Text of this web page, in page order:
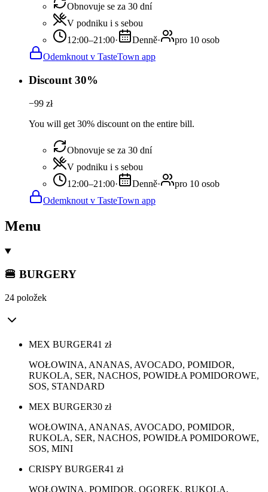
Obnovuje se za 30 dní
V podniku i s sebou
12:00–21:00· Denně·
pro 10 osob
Odemknout v TasteTown app
Discount 30%
−99 zł
You will get 30% discount on the entire bill.
Obnovuje se za 30 dní
V podniku i s sebou
12:00–21:00· Denně·
pro 10 osob
Odemknout v TasteTown app
Menu
🍔 BURGERY
24 položek
MEX BURGER41 zł
WOŁOWINA, ANANAS, AVOCADO, POMIDOR,
RUKOLA, SER, NACHOS, POWIDŁA POMIDOROWE,
SOS, STANDARD
MEX BURGER30 zł
WOŁOWINA, ANANAS, AVOCADO, POMIDOR,
RUKOLA, SER, NACHOS, POWIDŁA POMIDOROWE,
SOS, MINI
CRISPY BURGER41 zł
WOŁOWINA, POMIDOR, OGOREK, RUKOLA,